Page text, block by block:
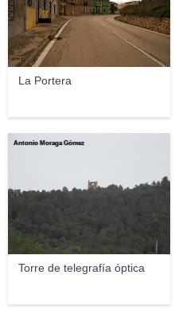
La Portera
Torre de telegrafía óptica
Antonio Moraga Gómez